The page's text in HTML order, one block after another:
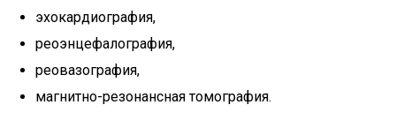
эхокардиография,
реоэнцефалография,
реовазография,
магнитно-резонансная томография.